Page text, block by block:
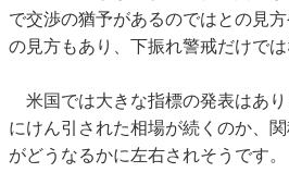
で交渉の猶予があるのではとの見
の見方もあり、下振れ警戒だけでは
米国では大きな指標の発表はあ
にけん引された相場が続くのか、
がどうなるかに左右されそうです。